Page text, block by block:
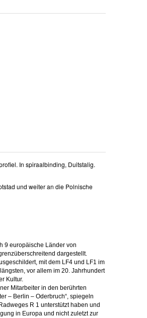
In spiraalbinding, Duitstalig.
und weiter an die Polnische
9 europäische Länder von
dargestellt.
mit dem LF4 und LF1 im
vor allem im 20. Jahrhundert
Kultur.
Mitarbeiter in den berührten
– Berlin – Oderbruch“, spiegeln
R 1 unterstützt haben und
in ­Europa und nicht zuletzt zur